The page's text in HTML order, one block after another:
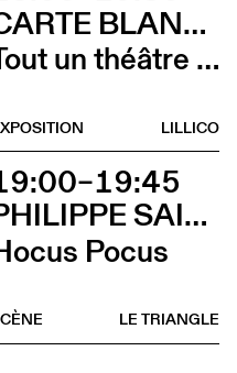
CARTE BLANCHE À ALBERTINE & GERMANO ZULLO
Tout un théâtre (Rencontre avec Albertine et Germano Zullo et soirée films d’animation. Tout public dès 10 ans)
LILLICO
PHILIPPE SAIRE
Pocus
LE TRIANGLE